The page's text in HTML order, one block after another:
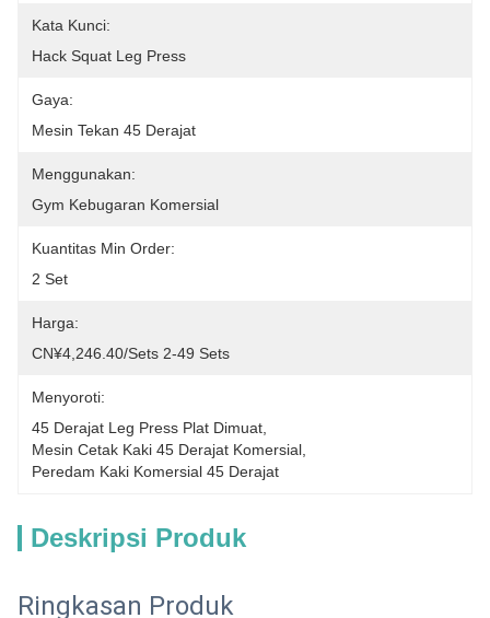
Kata Kunci:
Hack Squat Leg Press
Gaya:
Mesin Tekan 45 Derajat
Menggunakan:
Gym Kebugaran Komersial
Kuantitas Min Order:
2 Set
Harga:
CN¥4,246.40/sets 2-49 Sets
Menyoroti:
45 Derajat Leg Press Plat Dimuat
Mesin Cetak Kaki 45 Derajat Komersial
Peredam Kaki Komersial 45 Derajat
Deskripsi Produk
Ringkasan Produk